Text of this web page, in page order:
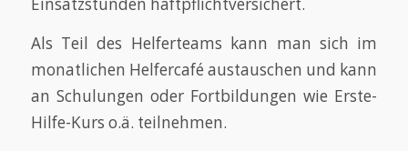
Als Teil des Helferteams kann man sich im
monatlichen Helfercafé austauschen und kann
an Schulungen oder Fortbildungen wie Erste-
Hilfe-Kurs o.ä. teilnehmen.